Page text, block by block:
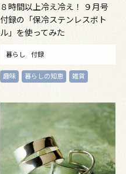
８時間以上冷え冷え！ ９月号
付録の「保冷ステンレスボト
ル」を使ってみた
暮らし 付録
趣味 暮らしの知恵 雑貨